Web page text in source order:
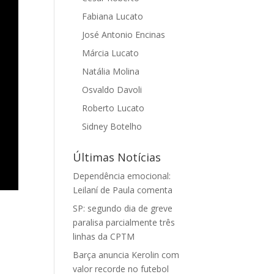
Fabiana Lucato
José Antonio Encinas
Márcia Lucato
Natália Molina
Osvaldo Davoli
Roberto Lucato
Sidney Botelho
Últimas Notícias
Dependência emocional:
Leilaní de Paula comenta
SP: segundo dia de greve
paralisa parcialmente três
linhas da CPTM
Barça anuncia Kerolin com
valor recorde no futebol